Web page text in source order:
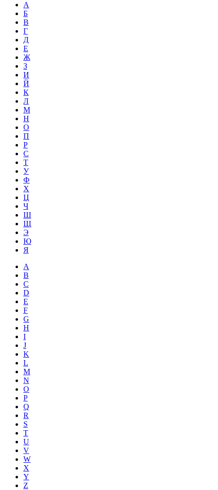
А
Б
В
Г
Д
Е
Ж
З
И
Й
К
Л
М
Н
О
П
Р
С
Т
У
Ф
Х
Ц
Ч
Ш
Щ
Э
Ю
Я
A
B
C
D
E
F
G
H
I
J
K
L
M
N
O
P
Q
R
S
T
U
V
W
X
Y
Z